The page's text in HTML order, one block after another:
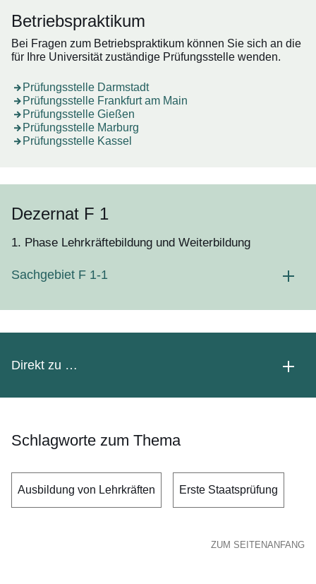
Betriebspraktikum
Bei Fragen zum Betriebspraktikum können Sie sich an die
für Ihre Universität zuständige Prüfungsstelle wenden.
Prüfungsstelle Darmstadt
Öffnet sich in einem neuen Fenster
Prüfungsstelle Frankfurt am Main
Öffnet sich in einem neuen Fenster
Prüfungsstelle Gießen
Öffnet sich in einem neuen Fenster
Prüfungsstelle Marburg
Öffnet sich in einem neuen Fenster
Prüfungsstelle Kassel
Öffnet sich in einem neuen Fenster
Dezernat F 1
1. Phase Lehrkräftebildung und Weiterbildung
Sachgebiet F 1-1
Direkt zu …
Schlagworte zum Thema
Ausbildung von Lehrkräften Erste Staatsprüfung
ZUM SEITENANFANG